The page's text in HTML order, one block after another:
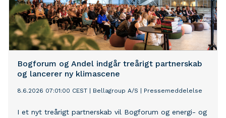
Bogforum og Andel indgår treårigt partnerskab
og lancerer ny klimascene
8.6.2026 07:01:00 CEST Bellagroup A/S Pressemeddelelse
I et nyt treårigt partnerskab vil Bogforum og energi- og